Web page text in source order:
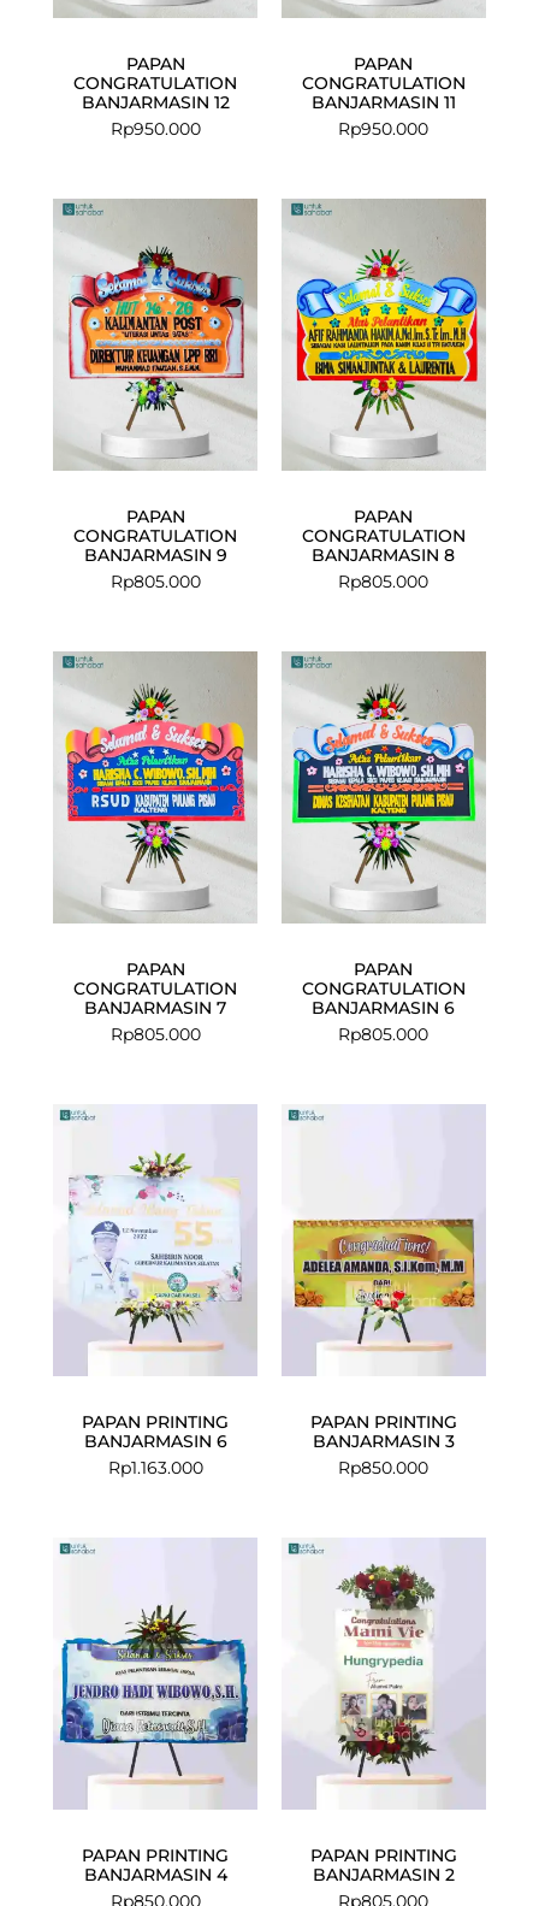
PAPAN
CONGRATULATION
BANJARMASIN 12
Rp950.000
PAPAN
CONGRATULATION
BANJARMASIN 11
Rp950.000
PAPAN
CONGRATULATION
BANJARMASIN 9
Rp805.000
PAPAN
CONGRATULATION
BANJARMASIN 8
Rp805.000
PAPAN
CONGRATULATION
BANJARMASIN 7
Rp805.000
PAPAN
CONGRATULATION
BANJARMASIN 6
Rp805.000
PAPAN PRINTING
BANJARMASIN 6
Rp1.163.000
PAPAN PRINTING
BANJARMASIN 3
Rp850.000
PAPAN PRINTING
BANJARMASIN 4
Rp850.000
PAPAN PRINTING
BANJARMASIN 2
Rp805.000